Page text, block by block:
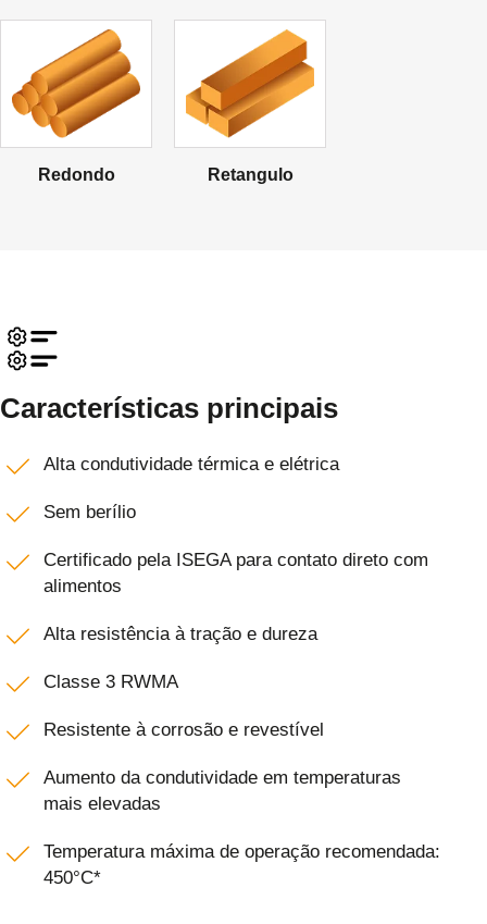
Redondo Retangulo
Características principais
Alta condutividade térmica e elétrica
Sem berílio
Certificado pela ISEGA para contato direto com
alimentos
Alta resistência à tração e dureza
Classe 3 RWMA
Resistente à corrosão e revestível
Aumento da condutividade em temperaturas
mais elevadas
Temperatura máxima de operação recomendada:
450°C*